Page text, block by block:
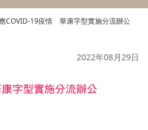
COVID-19疫情 華康字型實施分流辦公
2022年08月29日
字型實施分流辦公